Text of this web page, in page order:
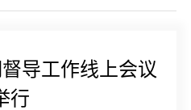
导工作线上会议
行